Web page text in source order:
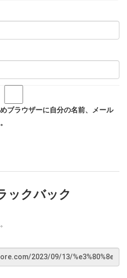
ブラウザーに自分の名前、メール
ックバック